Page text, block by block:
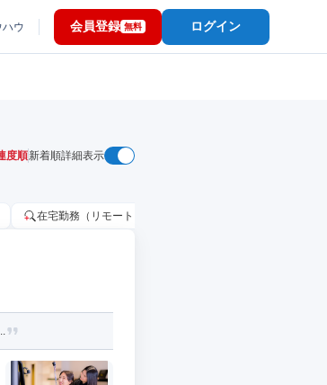
ウ 会員登録 無料 ログイン
度順新着順詳細表示
在宅勤務（リモートワーク）OK